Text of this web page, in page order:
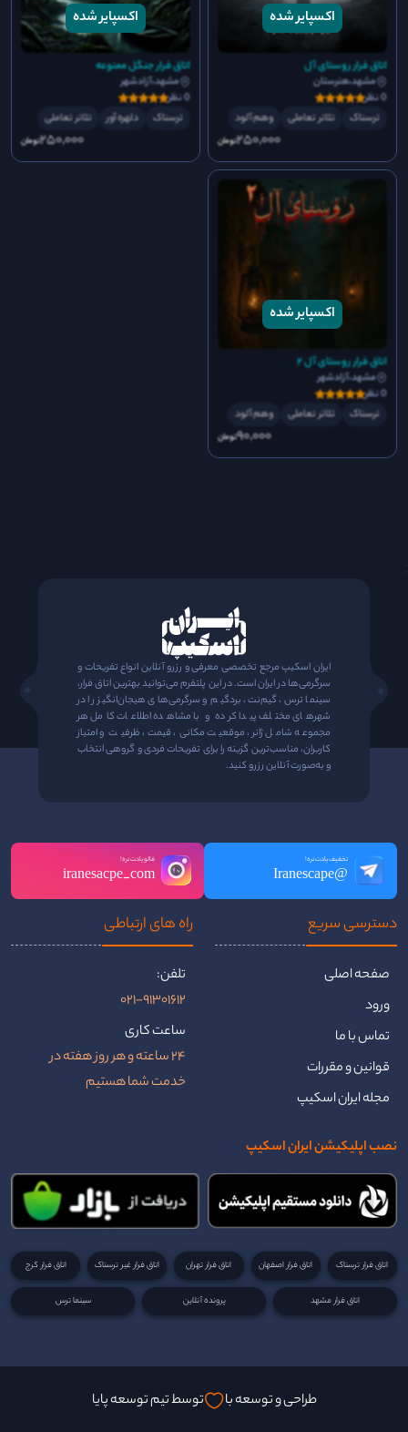
اتاق فرار روستای آل
مشهد،هنرستان
0 نظر
ترسناک
تئاتر تعاملی وهم آلود
250٬000تومان
اتاق فرار جنگل ممنوعه
مشهد،آزادشهر
0 نظر
ترسناک
دلهره آور تئاتر تعاملی
250٬000تومان
اتاق فرار روستای آل ۲
مشهد،آزادشهر
0 نظر
ترسناک
تئاتر تعاملی وهم آلود
90٬000تومان
ایران اسکیپ مرجع تخصصی معرفی و رزرو آنلاین انواع تفریحات و
سرگرمی‌ها در ایران است. در این پلتفرم می‌توانید بهترین اتاق فرار،
سینما ترس، گیم‌نت، بردگیم و سرگرمی‌های هیجان‌انگیز را در
شهرهای مختلف پیدا کرده و با مشاهده اطلاعات کامل هر
مجموعه شامل ژانر، موقعیت مکانی، قیمت، ظرفیت و امتیاز
کاربران، مناسب‌ترین گزینه را برای تفریحات فردی و گروهی انتخاب
و به‌صورت آنلاین رزرو کنید.
تخفیف یادت نره!
@Iranescape
فالو یادت نره!
iranesacpe_com
دسترسی سریع
صفحه اصلی
ورود
تماس با ما
قوانین و مقررات
مجله ایران اسکیپ
راه ‌های ارتباطی
تلفن:
021-91301612
ساعت کاری
24 ساعته و هر روز هفته در
خدمت شما هستیم
نصب اپلیکیشن ایران اسکیپ
اتاق فرار ترسناک اتاق فرار اصفهان اتاق فرار تهران اتاق فرار غیر ترسناک اتاق فرار کرج
اتاق فرار مشهد پرونده آنلاین سینما ترس
طراحی و توسعه با توسط تیم توسعه پایا